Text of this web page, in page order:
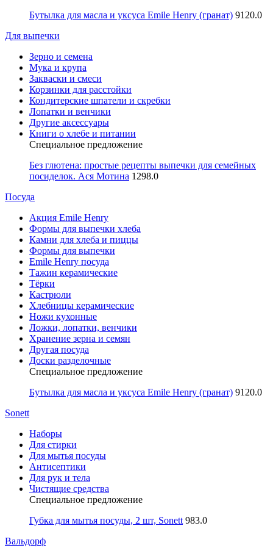
Бутылка для масла и уксуса Emile Henry (гранат) 9120.0
Для выпечки
Зерно и семена
Мука и крупа
Закваски и смеси
Корзинки для расстойки
Кондитерские шпатели и скребки
Лопатки и венчики
Другие аксессуары
Книги о хлебе и питании
Специальное предложение
Без глютена: простые рецепты выпечки для семейных
посиделок. Ася Мотина 1298.0
Посуда
Акция Emile Henry
Формы для выпечки хлеба
Камни для хлеба и пиццы
Формы для выпечки
Emile Henry посуда
Тажин керамические
Тёрки
Кастрюли
Хлебницы керамические
Ножи кухонные
Ложки, лопатки, венчики
Хранение зерна и семян
Другая посуда
Доски разделочные
Специальное предложение
Бутылка для масла и уксуса Emile Henry (гранат) 9120.0
Sonett
Наборы
Для стирки
Для мытья посуды
Антисептики
Для рук и тела
Чистящие средства
Специальное предложение
Губка для мытья посуды, 2 шт, Sonett 983.0
Вальдорф